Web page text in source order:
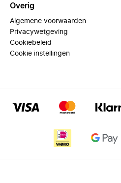
Overig
Algemene voorwaarden
Privacywetgeving
Cookiebeleid
Cookie instellingen